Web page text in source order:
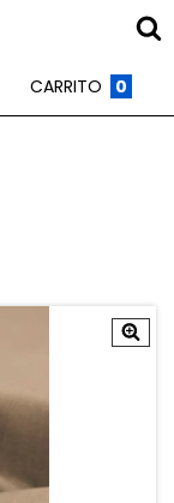
CARRITO 0